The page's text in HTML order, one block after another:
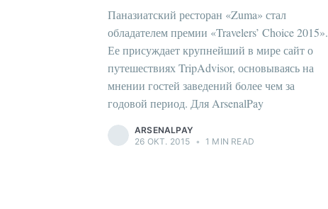
Паназиатский ресторан «Zuma» стал
обладателем премии «Travelers’ Choice 2015».
Ее присуждает крупнейший в мире сайт о
путешествиях TripAdvisor, основываясь на
мнении гостей заведений более чем за
годовой период. Для ArsenalPay
ARSENALPAY
26 ОКТ. 2015 • 1 MIN READ